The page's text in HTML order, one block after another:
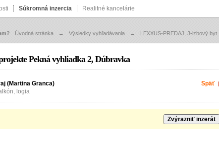
Súkromná inzercia Realitné kancelárie
Úvodná stránka → Výsledky vyhľadávania → LEXXUS-PREDAJ, 3-izbový byt...
Pekná vyhliadka 2, Dúbravka
(Martina Granca)
Späť
logia
Zvýrazniť inzerát